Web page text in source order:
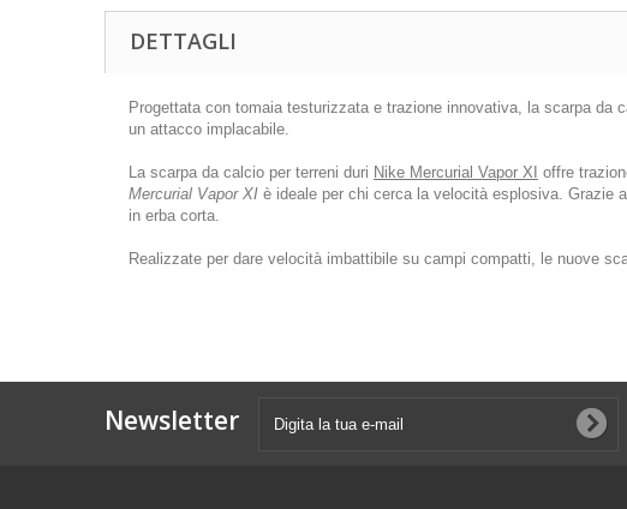
DETTAGLI
Progettata con tomaia testurizzata e trazione innovativa, la scarpa da
un attacco implacabile.
La scarpa da calcio per terreni duri Nike Mercurial Vapor XI offre
Mercurial Vapor XI è ideale per chi cerca la velocità esplosiva. Grazie
in erba corta.
Realizzate per dare velocità imbattibile su campi compatti, le nuove
Newsletter